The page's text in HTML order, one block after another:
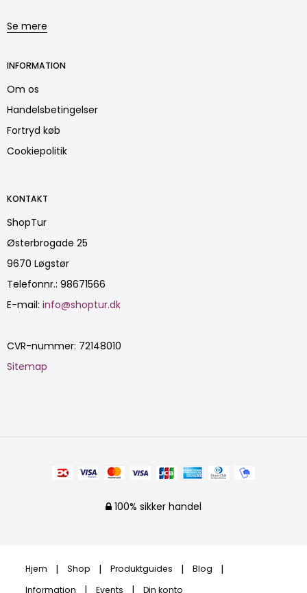
Se mere
INFORMATION
Om os
Handelsbetingelser
Fortryd køb
Cookiepolitik
KONTAKT
ShopTur
Østerbrogade 25
9670 Løgstør
Telefonnr.: 98671566
E-mail: info@shoptur.dk
CVR-nummer: 72148010
Sitemap
100% sikker handel
Hjem Shop Produktguides
Blog
Information
Events Din konto